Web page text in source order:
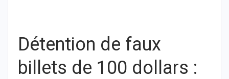
Détention de faux
billets de 100 dollars :